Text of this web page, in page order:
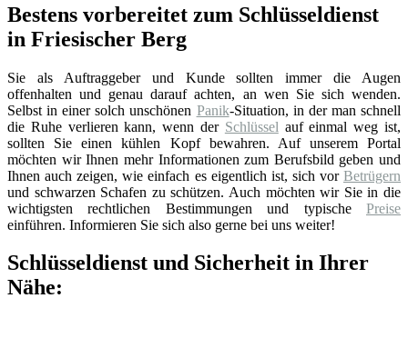
Bestens vorbereitet zum Schlüsseldienst
in Friesischer Berg
Sie als Auftraggeber und Kunde sollten immer die Augen
offenhalten und genau darauf achten, an wen Sie sich wenden.
Selbst in einer solch unschönen Panik-Situation, in der man schnell
die Ruhe verlieren kann, wenn der Schlüssel auf einmal weg ist,
sollten Sie einen kühlen Kopf bewahren. Auf unserem Portal
möchten wir Ihnen mehr Informationen zum Berufsbild geben und
Ihnen auch zeigen, wie einfach es eigentlich ist, sich vor Betrügern
und schwarzen Schafen zu schützen. Auch möchten wir Sie in die
wichtigsten rechtlichen Bestimmungen und typische Preise
einführen. Informieren Sie sich also gerne bei uns weiter!
Schlüsseldienst und Sicherheit in Ihrer
Nähe: